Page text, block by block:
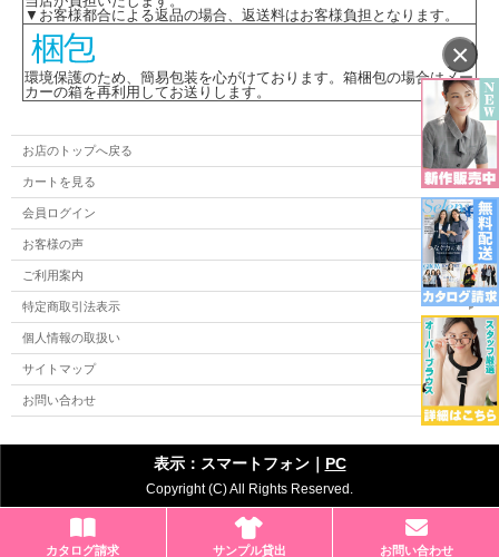
×
▼お客様都合による返品の場合、返送料はお客様負担となります。
環境保護のため、簡易包装を心がけております。箱梱包の場合はメー
カーの箱を再利用してお送りします。
カタログ請求 サンプル貸出 お問い合わせ
お店のトップへ戻る
カートを見る
会員ログイン
お客様の声
ご利用案内
特定商取引法表示
個人情報の取扱い
サイトマップ
お問い合わせ
表示：スマートフォン｜ PC
Copyright (C) All Rights Reserved.